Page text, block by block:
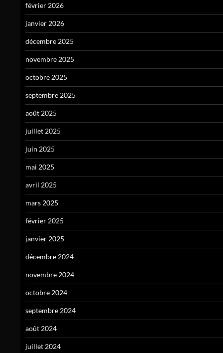
février 2026
janvier 2026
décembre 2025
novembre 2025
octobre 2025
septembre 2025
août 2025
juillet 2025
juin 2025
mai 2025
avril 2025
mars 2025
février 2025
janvier 2025
décembre 2024
novembre 2024
octobre 2024
septembre 2024
août 2024
juillet 2024